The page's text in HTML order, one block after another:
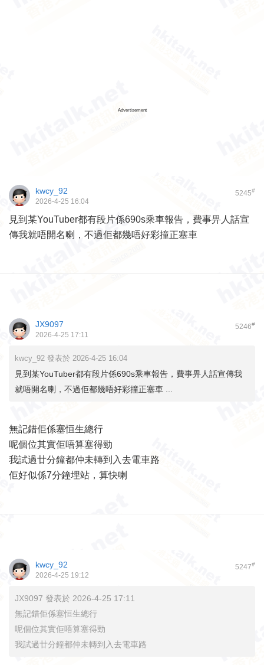
Advertisement
5245#
kwcy_92
2026-4-25 16:04
見到某YouTuber都有段片係690s乘車報告，費事畀人話宣
傳我就唔開名喇，不過佢都幾唔好彩撞正塞車
5246#
JX9097
2026-4-25 17:11
kwcy_92 發表於 2026-4-25 16:04
見到某YouTuber都有段片係690s乘車報告，費事畀人話宣傳我
就唔開名喇，不過佢都幾唔好彩撞正塞車 ...
無記錯佢係塞恒生總行
呢個位其實佢唔算塞得勁
我試過廿分鐘都仲未轉到入去電車路
佢好似係7分鐘埋站，算快喇
5247#
kwcy_92
2026-4-25 19:12
JX9097 發表於 2026-4-25 17:11
無記錯佢係塞恒生總行
呢個位其實佢唔算塞得勁
我試過廿分鐘都仲未轉到入去電車路